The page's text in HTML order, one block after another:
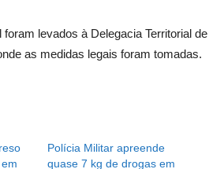
levados à Delegacia Territorial de
as medidas legais foram tomadas.
Polícia Militar apreende
quase 7 kg de drogas em